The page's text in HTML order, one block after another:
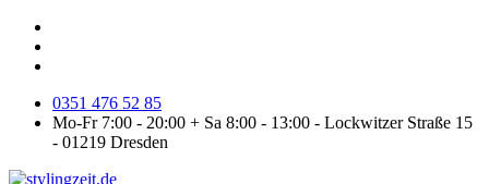
0351 476 52 85
Mo-Fr 7:00 - 20:00 + Sa 8:00 - 13:00 - Lockwitzer Straße 15
- 01219 Dresden